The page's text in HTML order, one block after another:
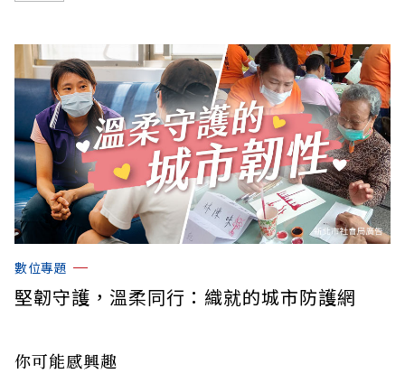
數位專題
堅韌守護，溫柔同行：織就的城市防護網
你可能感興趣